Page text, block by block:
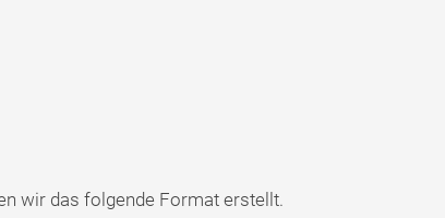
wir das folgende Format erstellt.